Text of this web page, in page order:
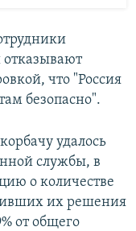
что "Россия
безопасно".
удалось
службы, в
о количестве
их решения
от общего